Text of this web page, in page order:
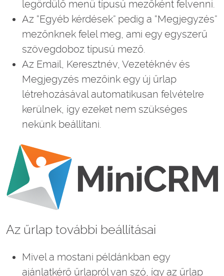
legördülő menü típusú mezőként felvenni.
Az “Egyéb kérdések” pedig a “Megjegyzés”
mezőnknek felel meg, ami egy egyszerű
szövegdoboz típusú mező.
Az Email, Keresztnév, Vezetéknév és
Megjegyzés mezőink egy új űrlap
létrehozásával automatikusan felvételre
kerülnek, így ezeket nem szükséges
nekünk beállítani.
Az űrlap további beállításai
Mivel a mostani példánkban egy
ajánlatkérő űrlapról van szó, így az űrlap